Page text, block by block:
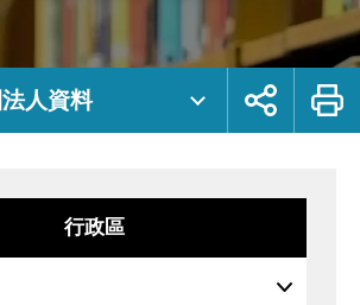
人資料
展
鈕
列
行政區